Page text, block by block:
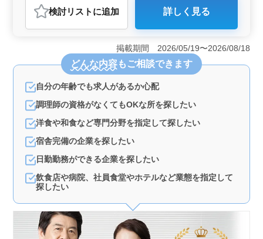
おすすめポイント
＜豊富な福利厚生と安定した収入＞ この求人では年収
350万円〜600万円と幅広く、経験やスキルに応じた給与
が支給されます。賞与制度もあり、最大113万円と高い水
準です。さらに、通勤手当や社会保険など福利厚生も充
実しており、安心して長期的に働けます。また、社員研
修旅行が年1回実施され、スタッフ同士の交流も深められ
ます。 ＜宿舎完備で生活の心配不要＞ 宿舎が単身
用と世帯用で完備されているため、遠方からの転職希望
者も安心して応募できます。家賃や通勤の負担を軽減で
きます。また、駐車場も完備されており、車通勤も可能
です。城崎温泉というリラックスできる環境で、新しい
生活をスタートさせるのに最適な求人です。 ＜経験
を活かせるやりがいのある業務＞ 旅館での和食調理業
務が主な内容で、会席料理や創作料理、披露宴料理を手
が可能です。ベテラン層も活躍しており、調理経験1年以
上で応募可能です。調理や仕込み、盛り付けなど幅広い
業務を担当し、クリエイティブな料理に挑戦できる職場
検討リスト に追加 詳しく見る
掲載期間 2026/05/19〜2026/08/18
どんな内容もご相談できます
自分の年齢でも求人があるか心配
調理師の資格がなくてもOKな所を探したい
洋食や和食など専門分野を指定して探したい
宿舎完備の企業を探したい
日勤勤務ができる企業を探したい
飲食店や病院、社員食堂やホテルなど業態を指定して
探したい